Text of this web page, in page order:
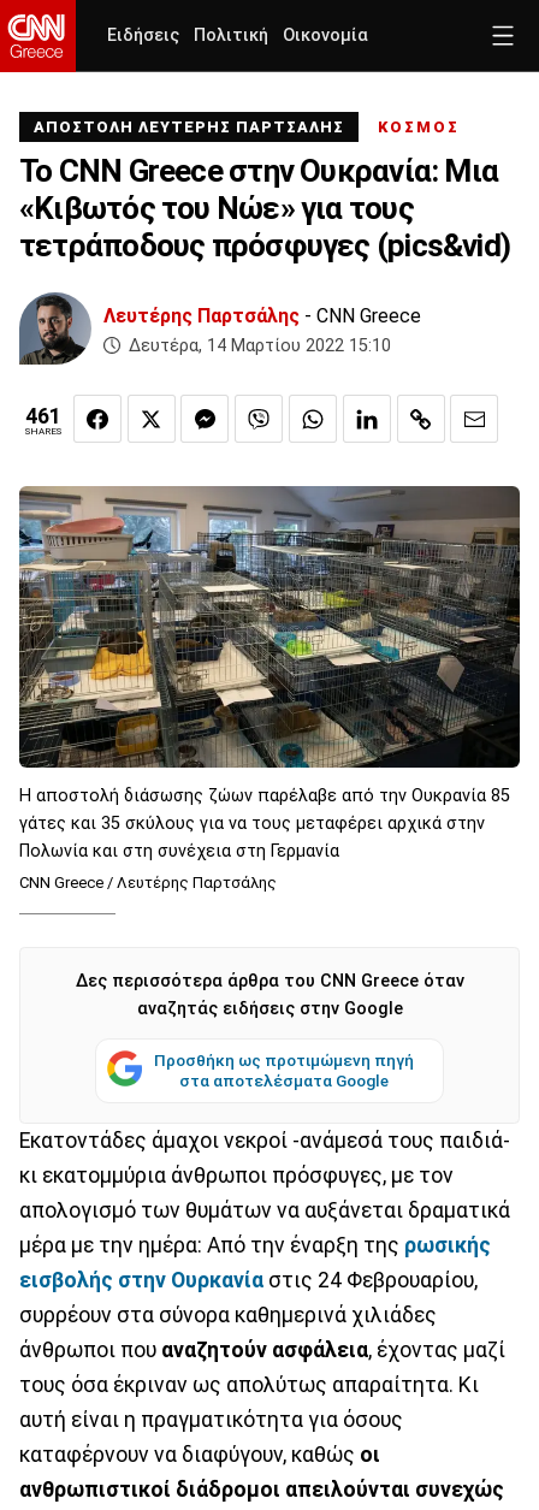
Ειδήσεις Πολιτική Οικονομία
ΑΠΟΣΤΟΛΗ ΛΕΥΤΕΡΗΣ ΠΑΡΤΣΑΛΗΣ ΚΟΣΜΟΣ
Το CNN Greece στην Ουκρανία: Μια
«Κιβωτός του Νώε» για τους
τετράποδους πρόσφυγες (pics&vid)
Λευτέρης Παρτσάλης - CNN Greece
Δευτέρα, 14 Μαρτίου 2022 15:10
461
SHARES
Η αποστολή διάσωσης ζώων παρέλαβε από την Ουκρανία 85
γάτες και 35 σκύλους για να τους μεταφέρει αρχικά στην
Πολωνία και στη συνέχεια στη Γερμανία
CNN Greece / Λευτέρης Παρτσάλης
Δες περισσότερα άρθρα του CNN Greece όταν
αναζητάς ειδήσεις στην Google
Προσθήκη ως προτιμώμενη πηγή
στα αποτελέσματα Google
Εκατοντάδες άμαχοι νεκροί -ανάμεσά τους παιδιά-
κι εκατομμύρια άνθρωποι πρόσφυγες, με τον
απολογισμό των θυμάτων να αυξάνεται δραματικά
μέρα με την ημέρα: Από την έναρξη της ρωσικής
εισβολής στην Ουρκανία στις 24 Φεβρουαρίου,
συρρέουν στα σύνορα καθημερινά χιλιάδες
άνθρωποι που αναζητούν ασφάλεια, έχοντας μαζί
τους όσα έκριναν ως απολύτως απαραίτητα. Κι
αυτή είναι η πραγματικότητα για όσους
καταφέρνουν να διαφύγουν, καθώς οι
ανθρωπιστικοί διάδρομοι απειλούνται συνεχώς